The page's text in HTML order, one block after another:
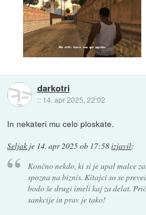
darkotri
:: 14. apr 2025, 22:02
In nekateri mu celo ploskate.
Seljak je 14. apr 2025 ob 17:58izjavil:
Končno nekdo, ki si je upal malce
spozna na biznis. Kitajci so se
bodo še drugi imeli kaj za delat.
sankcije in prav je tako!